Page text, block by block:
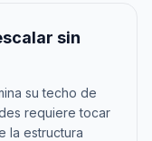
sin
su techo de
requiere tocar
la estructura